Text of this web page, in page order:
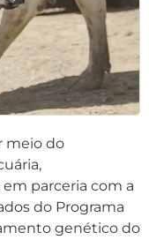
meio do
parceria com a
do Programa
genético do